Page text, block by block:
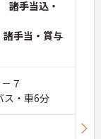
諸手当込・
手当・賞与
７
ス・車6分